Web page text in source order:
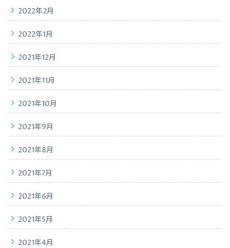
2022年2月
2022年1月
2021年12月
2021年11月
2021年10月
2021年9月
2021年8月
2021年7月
2021年6月
2021年5月
2021年4月